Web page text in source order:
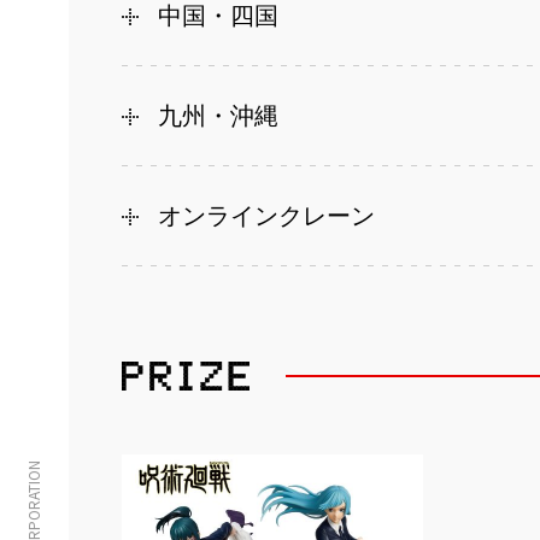
中国・四国
九州・沖縄
オンラインクレーン